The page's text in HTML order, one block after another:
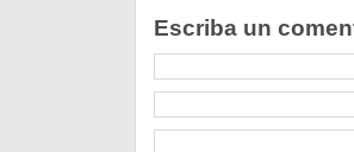
Escriba un